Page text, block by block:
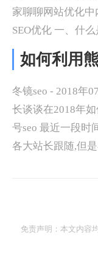
家聊聊网站优化
SEO优化 一、什
如何利用
冬镜seo - 2018年
长谈谈在2018年
号seo 最近一段时
各大站长跟随,但
免责声明：本文内容